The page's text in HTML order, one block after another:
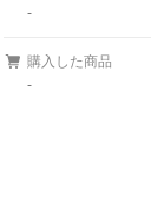
-
購入した商品
-